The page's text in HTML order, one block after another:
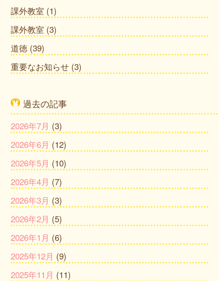
課外教室 (1)
課外教室 (3)
道徳 (39)
重要なお知らせ (3)
過去の記事
2026年7月 (3)
2026年6月 (12)
2026年5月 (10)
2026年4月 (7)
2026年3月 (3)
2026年2月 (5)
2026年1月 (6)
2025年12月 (9)
2025年11月 (11)